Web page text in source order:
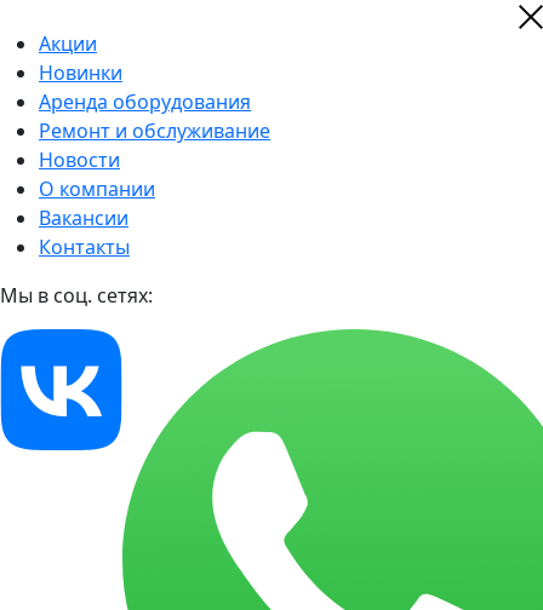
Акции
Новинки
Аренда оборудования
Ремонт и обслуживание
Новости
О компании
Вакансии
Контакты
Мы в соц. сетях: